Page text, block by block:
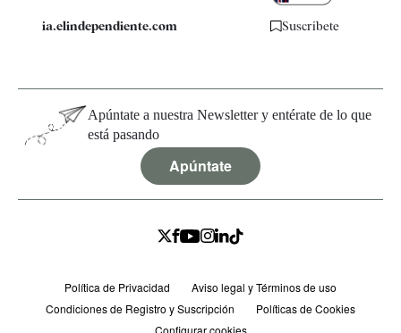
ia.elindependiente.com Suscríbete
Apúntate a nuestra Newsletter y entérate de lo que
está pasando
Apúntate
Política de Privacidad
Aviso legal y Términos de uso
Condiciones de Registro y Suscripción
Políticas de Cookies
Configurar cookies